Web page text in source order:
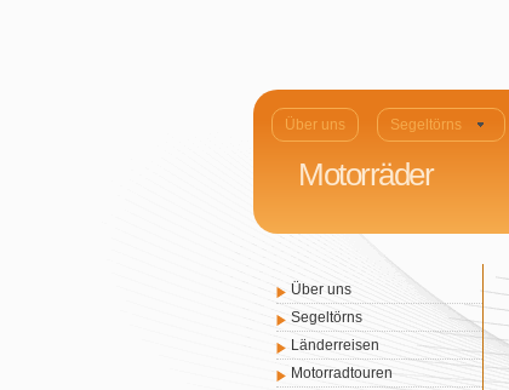
Über uns Segeltörns
Motorräder
Über uns
Segeltörns
Länderreisen
Motorradtouren